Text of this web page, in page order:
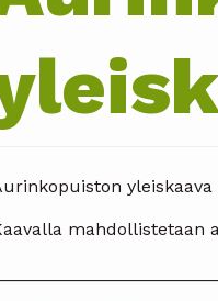
mahdollistetaan